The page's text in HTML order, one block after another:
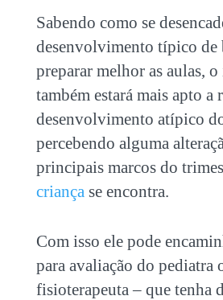
Sabendo como se
desenvolvimento típico de
preparar melhor as aulas,
também estará mais apto a
desenvolvimento atípico
percebendo alguma
principais marcos do
criança se encontra.
Com isso ele pode
para avaliação do pediatra
fisioterapeuta – que tenha